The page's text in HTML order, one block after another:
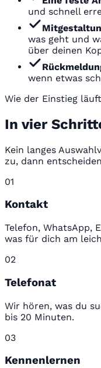
und schnell
was geht und
über deinen
wenn etwas
Wie der Einstieg läuft
In vier
Kein langes
zu, dann
01
Kontakt
Telefon, WhatsApp,
was für dich am
02
Telefonat
Wir hören, was du
bis 20 Minuten.
03
Kennenlernen